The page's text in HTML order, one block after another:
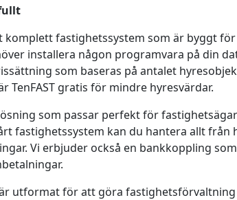
komplett fastighetssystem som är byggt
installera någon programvara på din
som baseras på antalet
TenFAST gratis för mindre hyresvärdar.
som passar perfekt för
fastighetssystem kan du hantera allt från
Vi erbjuder också en bankkoppling
utformat för att göra